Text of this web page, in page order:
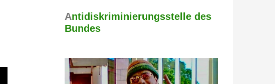
Antidiskriminierungsstelle des
Bundes